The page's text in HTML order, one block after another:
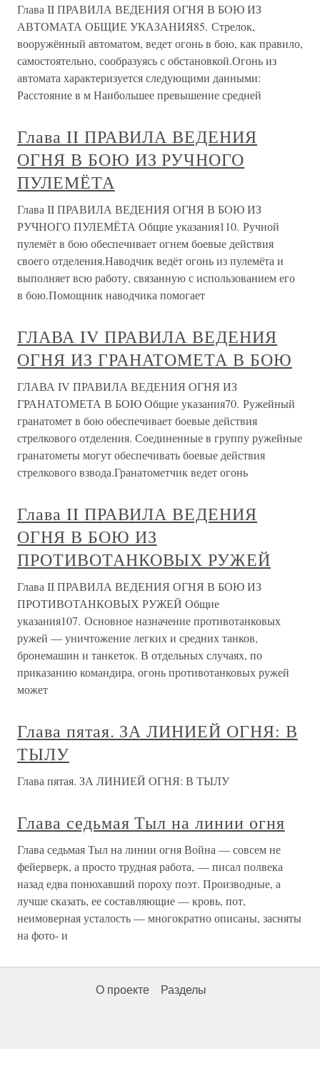
Глава II ПРАВИЛА ВЕДЕНИЯ ОГНЯ В БОЮ ИЗ
АВТОМАТА ОБЩИЕ УКАЗАНИЯ85. Стрелок,
вооружённый автоматом, ведет огонь в бою, как правило,
самостоятельно, сообразуясь с обстановкой.Огонь из
автомата характеризуется следующими данными:
Расстояние в м Наибольшее превышение средней
Глава II ПРАВИЛА ВЕДЕНИЯ
ОГНЯ В БОЮ ИЗ РУЧНОГО
ПУЛЕМЁТА
Глава II ПРАВИЛА ВЕДЕНИЯ ОГНЯ В БОЮ ИЗ
РУЧНОГО ПУЛЕМЁТА Общие указания110. Ручной
пулемёт в бою обеспечивает огнем боевые действия
своего отделения.Наводчик ведёт огонь из пулемёта и
выполняет всю работу, связанную с использованием его
в бою.Помощник наводчика помогает
ГЛАВА IV ПРАВИЛА ВЕДЕНИЯ
ОГНЯ ИЗ ГРАНАТОМЕТА В БОЮ
ГЛАВА IV ПРАВИЛА ВЕДЕНИЯ ОГНЯ ИЗ
ГРАНАТОМЕТА В БОЮ Общие указания70. Ружейный
гранатомет в бою обеспечивает боевые действия
стрелкового отделения. Соединенные в группу ружейные
гранатометы могут обеспечивать боевые действия
стрелкового взвода.Гранатометчик ведет огонь
Глава II ПРАВИЛА ВЕДЕНИЯ
ОГНЯ В БОЮ ИЗ
ПРОТИВОТАНКОВЫХ РУЖЕЙ
Глава II ПРАВИЛА ВЕДЕНИЯ ОГНЯ В БОЮ ИЗ
ПРОТИВОТАНКОВЫХ РУЖЕЙ Общие
указания107. Основное назначение противотанковых
ружей — уничтожение легких и средних танков,
бронемашин и танкеток. В отдельных случаях, по
приказанию командира, огонь противотанковых ружей
может
Глава пятая. ЗА ЛИНИЕЙ ОГНЯ: В
ТЫЛУ
Глава пятая. ЗА ЛИНИЕЙ ОГНЯ: В ТЫЛУ
Глава седьмая Тыл на линии огня
Глава седьмая Тыл на линии огня Война — совсем не
фейерверк, а просто трудная работа, — писал полвека
назад едва понюхавший пороху поэт. Производные, а
лучше сказать, ее составляющие — кровь, пот,
неимоверная усталость — многократно описаны, засняты
на фото- и
О проекте Разделы